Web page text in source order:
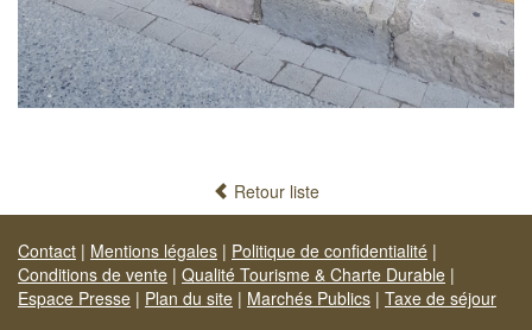
Retour liste
Contact | Mentions légales | Politique de confidentialité |
Conditions de vente | Qualité Tourisme & Charte Durable |
Espace Presse | Plan du site | Marchés Publics | Taxe de séjour